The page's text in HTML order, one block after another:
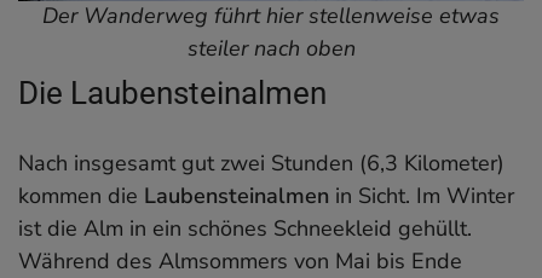
Der Wanderweg führt hier stellenweise etwas
steiler nach oben
Die Laubensteinalmen
Nach insgesamt gut zwei Stunden (6,3 Kilometer)
kommen die Laubensteinalmen in Sicht. Im Winter
ist die Alm in ein schönes Schneekleid gehüllt.
Während des Almsommers von Mai bis Ende